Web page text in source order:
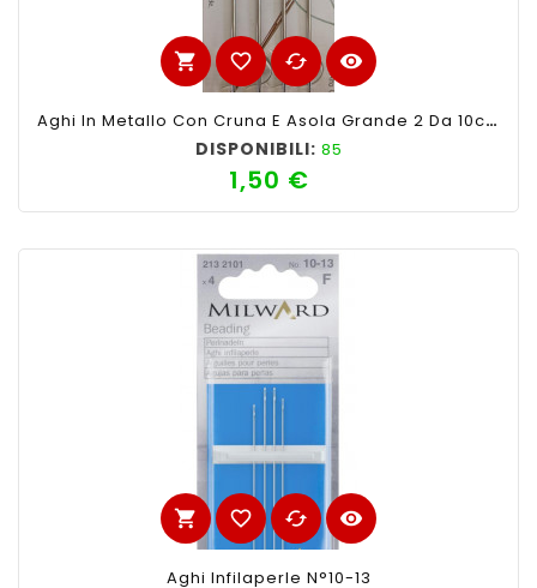
shopping_cart favorite_border cached visibility
Aghi In Metallo Con Cruna E Asola Grande 2 Da 10cm E 2 Da 12,5 Cm
DISPONIBILI: 85
1,50 €Prezzo
shopping_cart favorite_border cached visibility
Aghi Infilaperle N°10-13